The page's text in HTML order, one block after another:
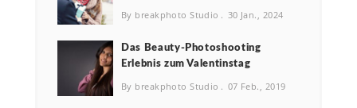
By breakphoto Studio 30 Jan., 2024
Das Beauty-Photoshooting
Erlebnis zum Valentinstag
By breakphoto Studio 07 Feb., 2019